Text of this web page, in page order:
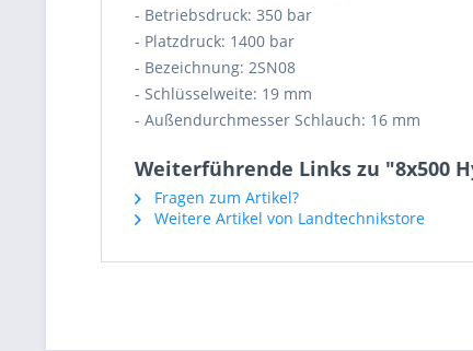
- Betriebsdruck: 350 bar
- Platzdruck: 1400 bar
- Bezeichnung: 2SN08
- Schlüsselweite: 19 mm
- Außendurchmesser Schlauch: 16 mm
Weiterführende Links zu "8x500
Fragen zum Artikel?
Weitere Artikel von Landtechnikstore